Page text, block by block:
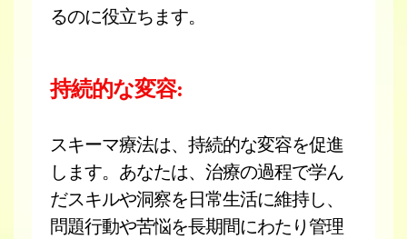
るのに役立ちます。
持続的な変容:
スキーマ療法は、持続的な変容を促進
します。あなたは、治療の過程で学ん
だスキルや洞察を日常生活に維持し、
問題行動や苦悩を長期間にわたり管理